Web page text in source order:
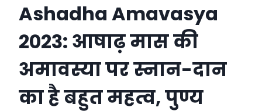
Ashadha Amavasya
2023: आषाढ़ मास की
अमावस्या पर स्नान-दान
का है बहुत महत्व, पुण्य